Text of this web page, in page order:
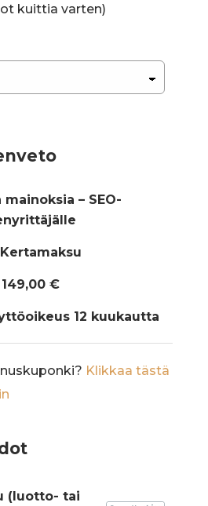
kuittia varten)
mainoksia – SEO-
Kertamaksu
149,00 €
12 kuukautta
Klikkaa tästä
(luotto- tai